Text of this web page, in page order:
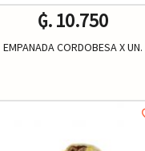
₲. 10.750
EMPANADA CORDOBESA X UN.